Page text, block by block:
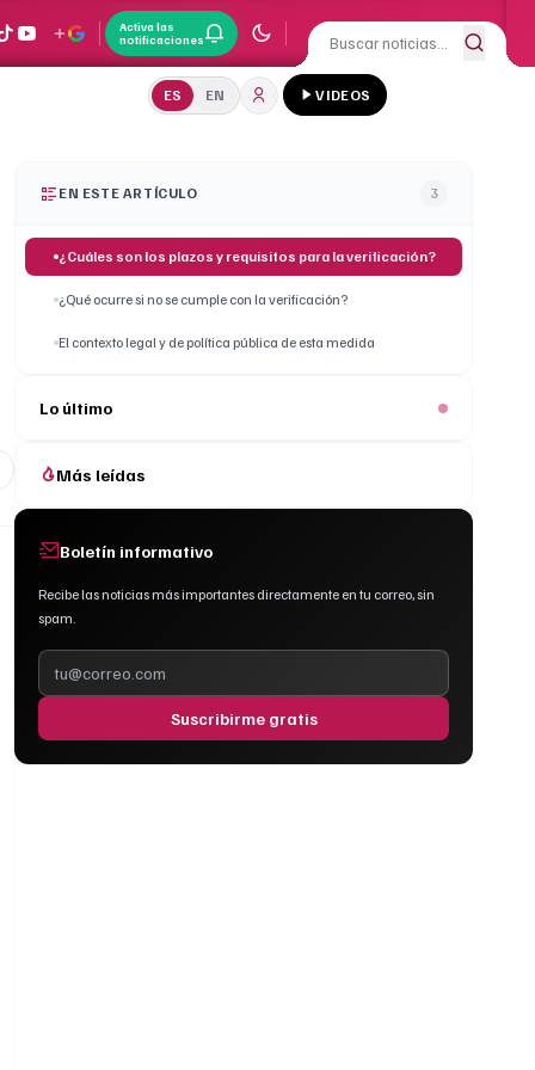
Activa las
notificaciones
ES EN VIDEOS
EN ESTE ARTÍCULO 3
¿Cuáles son los plazos y requisitos para la verificación?
¿Qué ocurre si no se cumple con la verificación?
El contexto legal y de política pública de esta medida
Lo último
Más leídas
Boletín informativo
Recibe las noticias más importantes directamente en tu correo, sin
spam.
Suscribirme gratis